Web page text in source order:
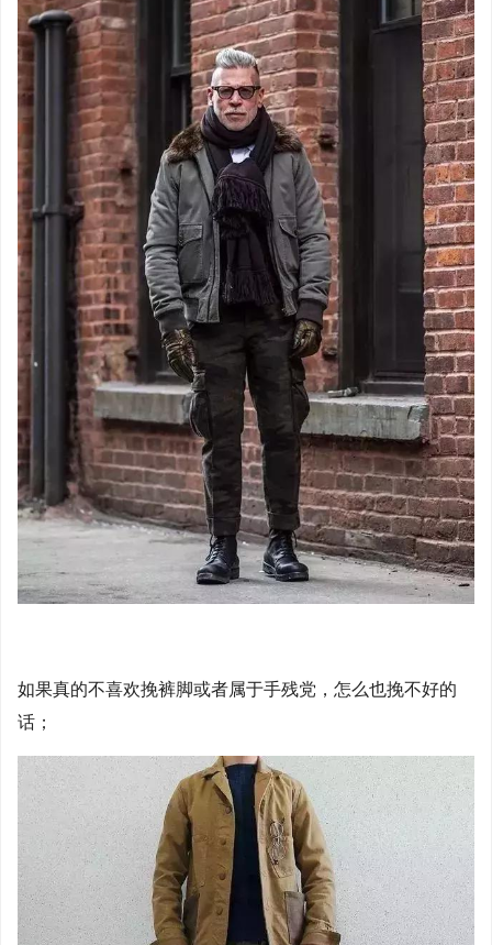
如果真的不喜欢挽裤脚或者属于手残党，怎么也挽不好的
话；